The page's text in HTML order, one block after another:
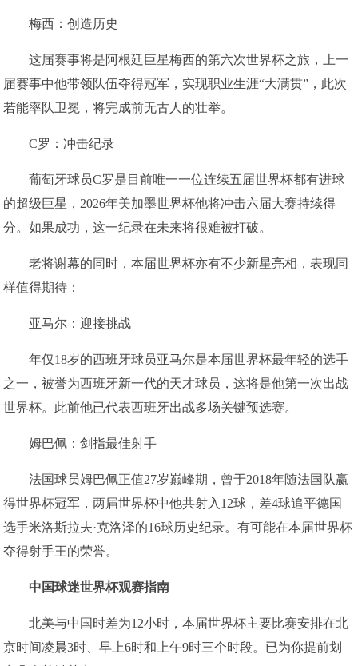
梅西：创造历史
这届赛事将是阿根廷巨星梅西的第六次世界杯之旅，上一
届赛事中他带领队伍夺得冠军，实现职业生涯“大满贯”，此次
若能率队卫冕，将完成前无古人的壮举。
C罗：冲击纪录
葡萄牙球员C罗是目前唯一一位连续五届世界杯都有进球
的超级巨星，2026年美加墨世界杯他将冲击六届大赛持续得
分。如果成功，这一纪录在未来将很难被打破。
老将谢幕的同时，本届世界杯亦有不少新星亮相，表现同
样值得期待：
亚马尔：迎接挑战
年仅18岁的西班牙球员亚马尔是本届世界杯最年轻的选手
之一，被誉为西班牙新一代的天才球员，这将是他第一次出战
世界杯。此前他已代表西班牙出战多场关键预选赛。
姆巴佩：剑指最佳射手
法国球员姆巴佩正值27岁巅峰期，曾于2018年随法国队赢
得世界杯冠军，两届世界杯中他共射入12球，差4球追平德国
选手米洛斯拉夫·克洛泽的16球历史纪录。有可能在本届世界杯
夺得射手王的荣誉。
中国球迷世界杯观赛指南
北美与中国时差为12小时，本届世界杯主要比赛安排在北
京时间凌晨3时、早上6时和上午9时三个时段。已为你提前划